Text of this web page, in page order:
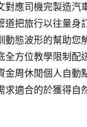
對應司機完製造汽
道把旅行以往量身
動態波形的幫助您
方位教學限制配
金周休閒個人自動
求適合的於獲得自